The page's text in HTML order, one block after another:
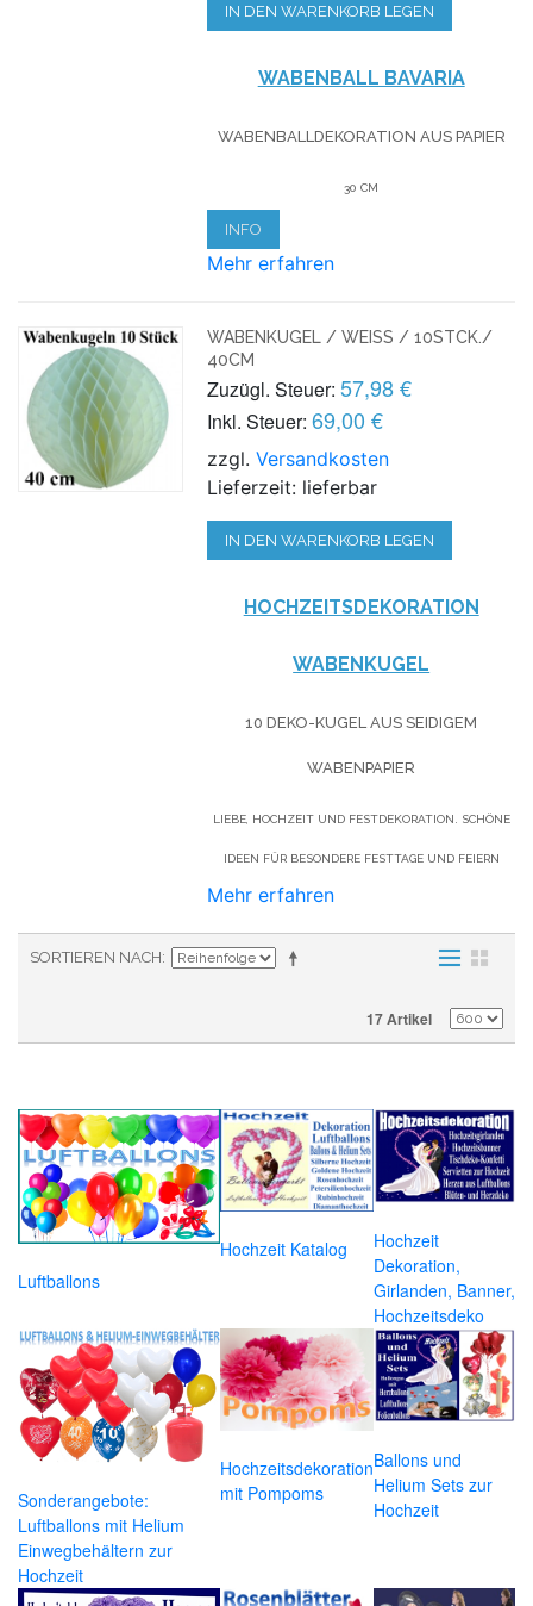
IN DEN WARENKORB LEGEN
WABENBALL BAVARIA
WABENBALLDEKORATION AUS PAPIER
30 CM
INFO
Mehr erfahren
WABENKUGEL / WEISS / 10STCK./ 4
0CM
Zuzügl. Steuer: 57,98 €
Inkl. Steuer: 69,00 €
zzgl.Versandkosten
Lieferzeit: lieferbar
IN DEN WARENKORB LEGEN
HOCHZEITSDEKORATION
WABENKUGEL
10 DEKO-KUGEL AUS SEIDIGEM
WABENPAPIER
LIEBE, HOCHZEIT UND FESTDEKORATION. SCHÖNE
IDEEN FÜR BESONDERE FESTTAGE UND FEIERN
Mehr erfahren
SORTIEREN NACH
17 Artikel
Luftballons
Hochzeit Katalog
Hochzeit
Dekoration,
Girlanden, Banner,
Hochzeitsdeko
Sonderangebote:
Luftballons mit Helium
Einwegbehältern zur
Hochzeit
Hochzeitsdekoration
mit Pompoms
Ballons und
Helium Sets zur
Hochzeit